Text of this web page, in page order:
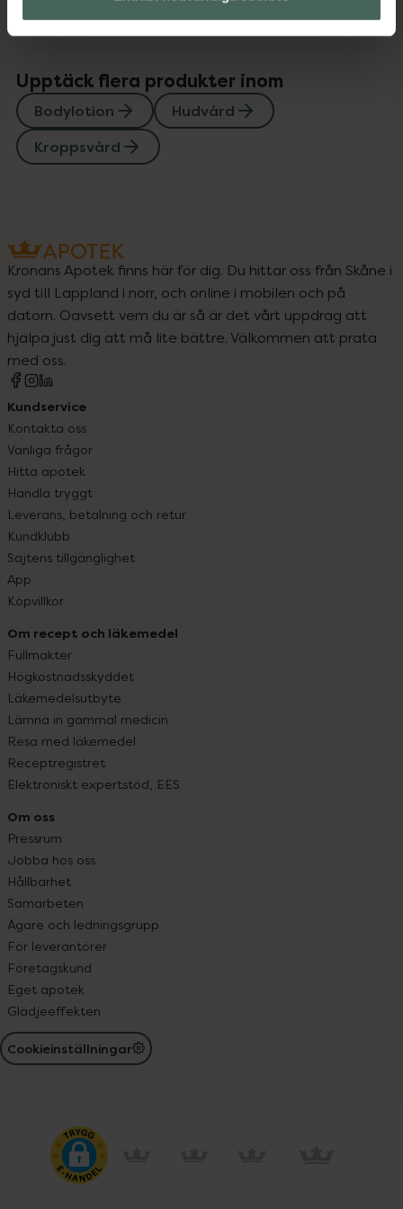
Upptäck flera produkter inom
Bodylotion
Hudvård
Kroppsvård
Kronans Apotek finns här för dig. Du hittar oss från Skåne i
syd till Lappland i norr, och online i mobilen och på
datorn. Oavsett vem du är så är det vårt uppdrag att
hjälpa just dig att må lite bättre. Välkommen att prata
med oss.
Kundservice
Kontakta oss
Vanliga frågor
Hitta apotek
Handla tryggt
Leverans, betalning och retur
Kundklubb
Sajtens tillgänglighet
App
Köpvillkor
Om recept och läkemedel
Fullmakter
Högkostnadsskyddet
Läkemedelsutbyte
Lämna in gammal medicin
Resa med läkemedel
Receptregistret
Elektroniskt expertstöd, EES
Om oss
Pressrum
Jobba hos oss
Hållbarhet
Samarbeten
Ägare och ledningsgrupp
För leverantörer
Företagskund
Eget apotek
Glädjeeffekten
Cookieinställningar